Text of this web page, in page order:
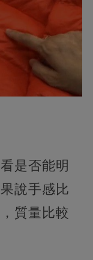
是否能明
說手感比
質量比較